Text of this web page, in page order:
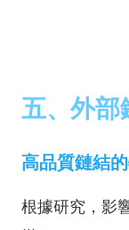
五、外部
高品質鏈結
根據研究，影